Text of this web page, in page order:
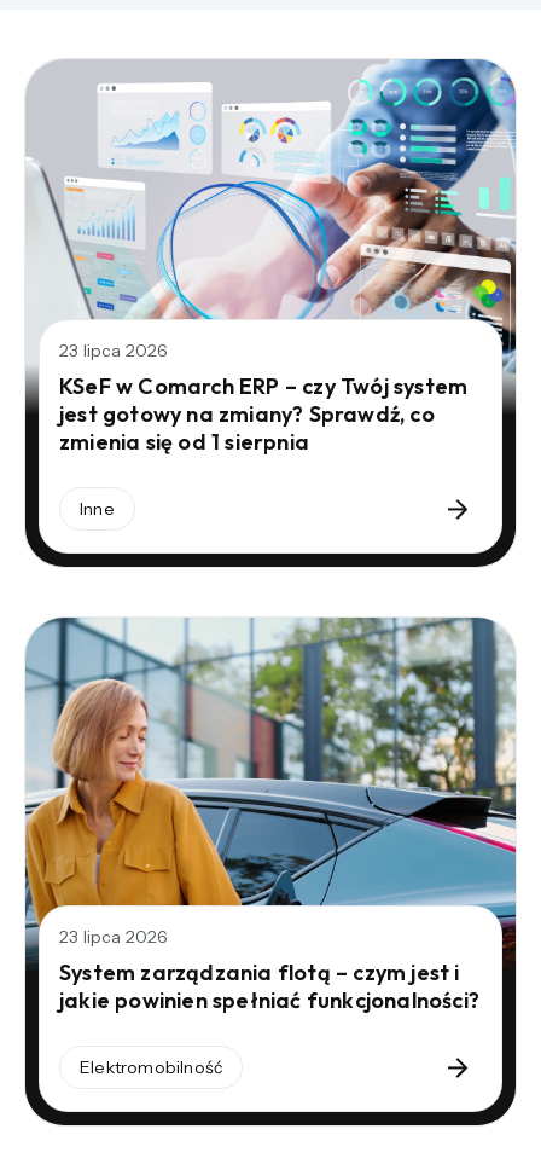
23 lipca 2026
KSeF w Comarch ERP – czy Twój system
jest gotowy na zmiany? Sprawdź, co
zmienia się od 1 sierpnia
Inne
23 lipca 2026
System zarządzania flotą – czym jest i
jakie powinien spełniać funkcjonalności?
Elektromobilność